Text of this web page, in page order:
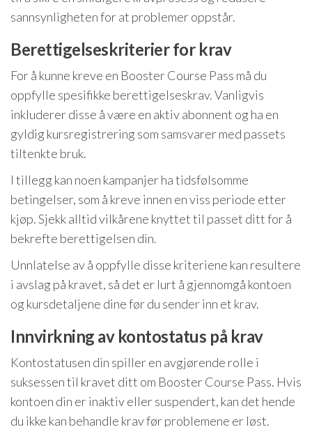
sannsynligheten for at problemer oppstår.
Berettigelseskriterier for krav
For å kunne kreve en Booster Course Pass må du
oppfylle spesifikke berettigelseskrav. Vanligvis
inkluderer disse å være en aktiv abonnent og ha en
gyldig kursregistrering som samsvarer med passets
tiltenkte bruk.
I tillegg kan noen kampanjer ha tidsfølsomme
betingelser, som å kreve innen en viss periode etter
kjøp. Sjekk alltid vilkårene knyttet til passet ditt for å
bekrefte berettigelsen din.
Unnlatelse av å oppfylle disse kriteriene kan resultere
i avslag på kravet, så det er lurt å gjennomgå kontoen
og kursdetaljene dine før du sender inn et krav.
Innvirkning av kontostatus på krav
Kontostatusen din spiller en avgjørende rolle i
suksessen til kravet ditt om Booster Course Pass. Hvis
kontoen din er inaktiv eller suspendert, kan det hende
du ikke kan behandle krav før problemene er løst.